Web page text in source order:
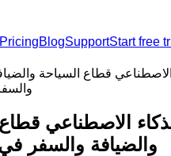
PricingBlogSupportStart free
قطاع السياحة
الاصطناعي
والضيافة والسفر